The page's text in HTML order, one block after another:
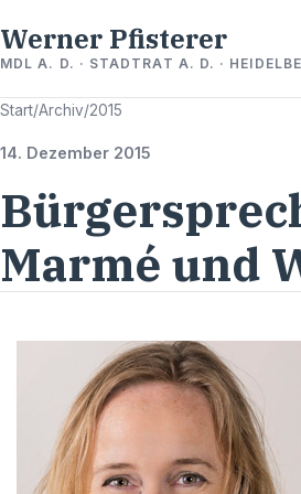
Werner Pfisterer
MDL A. D. · STADTRAT A. D. ·
Start/Archiv/2015
14. Dezember 2015
Marmé und